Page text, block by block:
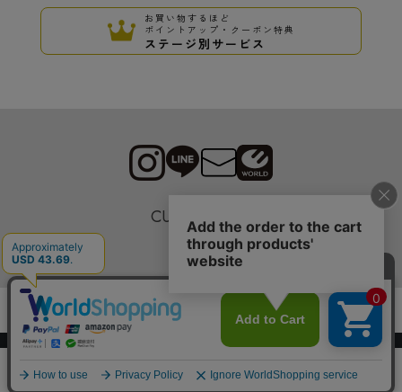
お買い物するほど
ポイントアップ・クーポン特典
ステージ別サービス
CUSTOMER
採用情報
Copyrights © WORLD CO.,LTD. All rights reserved.
スマートフォン ｜PC